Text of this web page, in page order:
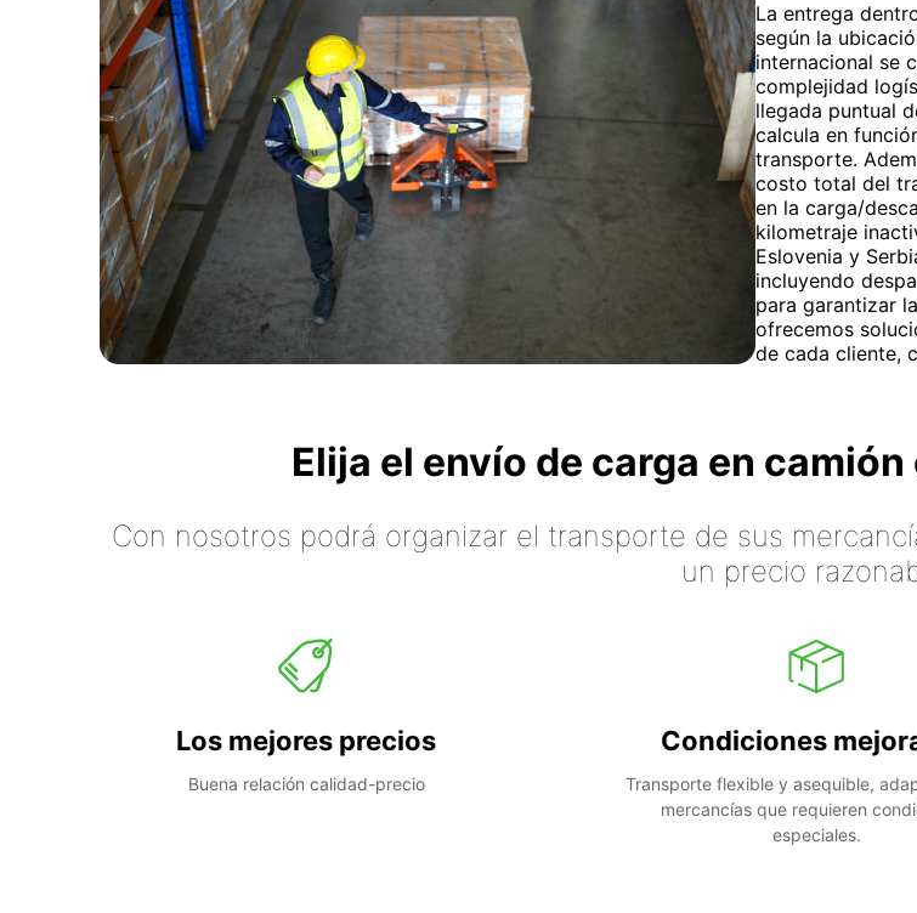
La entrega
según la
internacional se
complejidad
llegada puntual
calcula en
transporte.
costo total del
en la carga/
kilometraje
Eslovenia y
incluyendo
para garantizar
ofrecemos
de cada cliente,
Elija el envío de carga en
Con nosotros podrá organizar el transporte de sus
un precio
Los mejores precios
Buena relación calidad-precio
Condiciones
Transporte flexible y asequible,
mercancías que requieren
especiales.